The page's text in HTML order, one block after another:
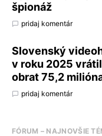
špionáž
pridaj komentár
Slovenský
v roku 2025
obrat 75,2
pridaj komentár
FÓRUM – NAJNOVŠIE